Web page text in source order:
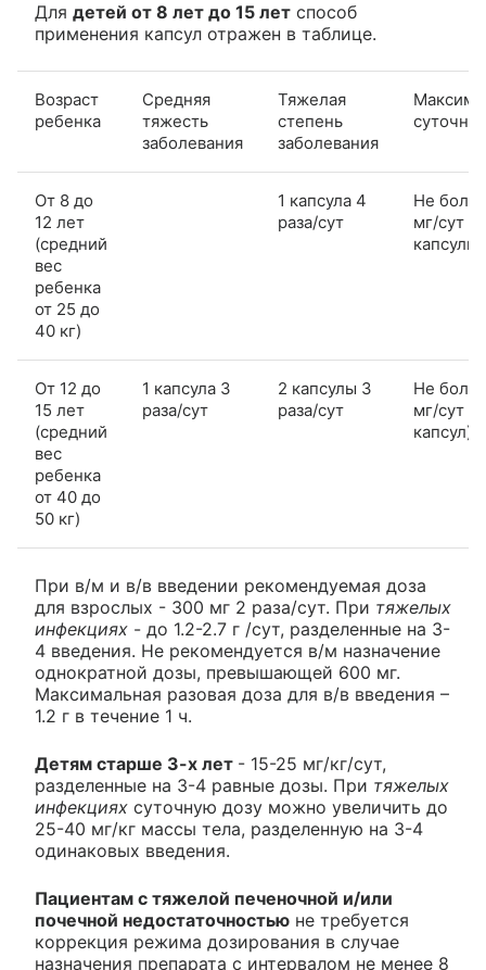
Для детей от 8 лет до 15 лет способ
применения капсул отражен в таблице.
Возраст
ребенка
Средняя
тяжесть
заболевания
Тяжелая
степень
заболевания
От 8 до
12 лет
(средний
вес
ребенка
от 25 до
40 кг)
1 капсула 4
раза/сут
Не
мг/сут (4
капсулы)
От 12 до
15 лет
(средний
вес
ребенка
от 40 до
50 кг)
1 капсула 3
раза/сут
2 капсулы 3
раза/сут
Не
мг/сут (6
капсул)
При в/м и в/в введении рекомендуемая доза
для взрослых - 300 мг 2 раза/сут. При тяжелых
инфекциях - до 1.2-2.7 г /сут, разделенные на 3-
4 введения. Не рекомендуется в/м назначение
однократной дозы, превышающей 600 мг.
Максимальная разовая доза для в/в введения –
1.2 г в течение 1 ч.
Детям старше 3-х лет - 15-25 мг/кг/сут,
разделенные на 3-4 равные дозы. При тяжелых
инфекциях суточную дозу можно увеличить до
25-40 мг/кг массы тела, разделенную на 3-4
одинаковых введения.
Пациентам с тяжелой печеночной и/или
почечной недостаточностью не требуется
коррекция режима дозирования в случае
назначения препарата с интервалом не менее 8